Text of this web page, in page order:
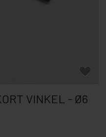
VINKEL - Ø6